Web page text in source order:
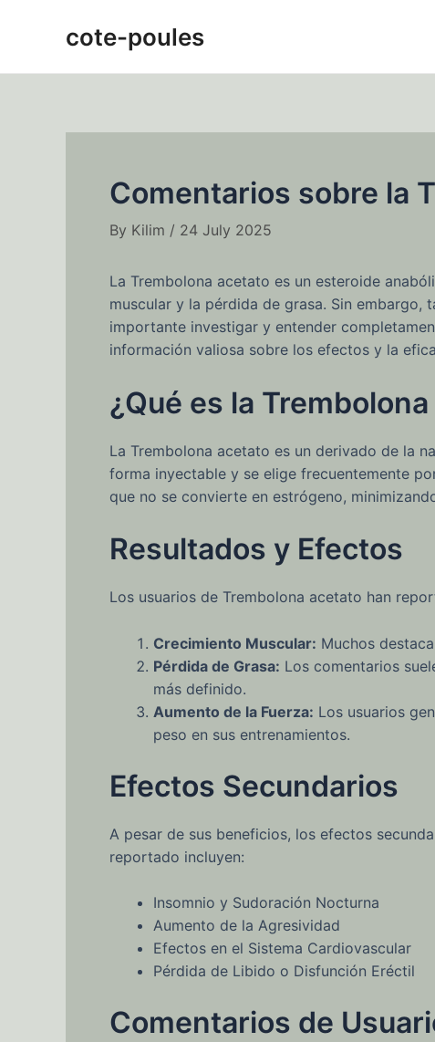
cote-poules
Comentarios sobre la
By Kilim / 24 July 2025
La Trembolona acetato es un esteroide
muscular y la pérdida de grasa. Sin
importante investigar y entender
información valiosa sobre los efectos y la
¿Qué es la
La Trembolona acetato es un derivado de la
forma inyectable y se elige frecuentemente
que no se convierte en estrógeno,
Resultados y Efectos
Los usuarios de Trembolona acetato han
Crecimiento Muscular: Muchos
Pérdida de Grasa: Los comentarios
más definido.
Aumento de la Fuerza: Los usuarios
peso en sus entrenamientos.
Efectos Secundarios
A pesar de sus beneficios, los efectos
reportado incluyen:
Insomnio y Sudoración Nocturna
Aumento de la Agresividad
Efectos en el Sistema Cardiovascular
Pérdida de Libido o Disfunción Eréctil
Comentarios de
navigation